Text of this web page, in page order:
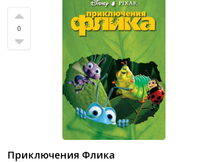
0
Приключения Флика